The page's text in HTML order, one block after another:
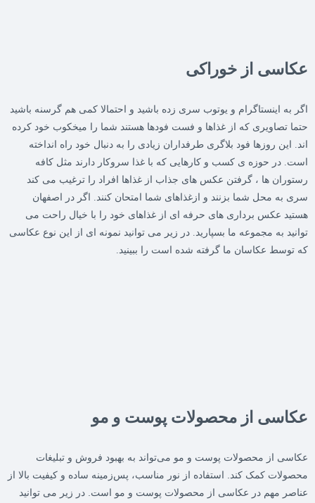
عکاسی از خوراکی
اگر به اینستاگرام و یوتوب سری زده باشید و احتمالا کمی هم گرسنه باشید
حتما تصاویری که از غذاها و فست فودها هستند شما را میخکوب خود کرده
اند. این روزها فود بلاگری طرفداران زیادی را به دنبال خود راه انداخته
است. در حوزه ی کسب و کارهایی که با غذا سروکار دارند مثل کافه
رستوران ها ، گرفتن عکس های جذاب از غذاها افراد را ترغیب می کند
سری به محل شما بزنند و ازغذاهای شما امتحان کنند. اگر در اصفهان
هستید عکس برداری های حرفه ای از غذاهای خود را با خیال راحت می
توانید به مجموعه ما بسپارید. در زیر می توانید نمونه ای از این نوع عکاسی
که توسط عکاسان ما گرفته شده است را ببینید.
عکاسی از محصولات پوست و مو
عکاسی از محصولات پوست و مو می‌تواند به بهبود فروش و تبلیغات
محصولات کمک کند. استفاده از نور مناسب، پس‌زمینه ساده و کیفیت بالا از
عناصر مهم در عکاسی از محصولات پوست و مو است. در زیر می توانید